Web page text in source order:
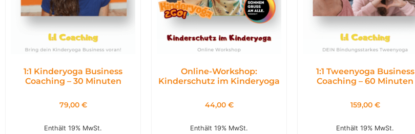
1:1 Kinderyoga Business
Coaching – 30 Minuten
79,00 €
Enthält 19% MwSt.
Online-Workshop:
Kinderschutz im Kinderyoga
44,00 €
Enthält 19% MwSt.
1:1 Tweenyoga Business
Coaching – 60 Minuten
159,00 €
Enthält 19% MwSt.